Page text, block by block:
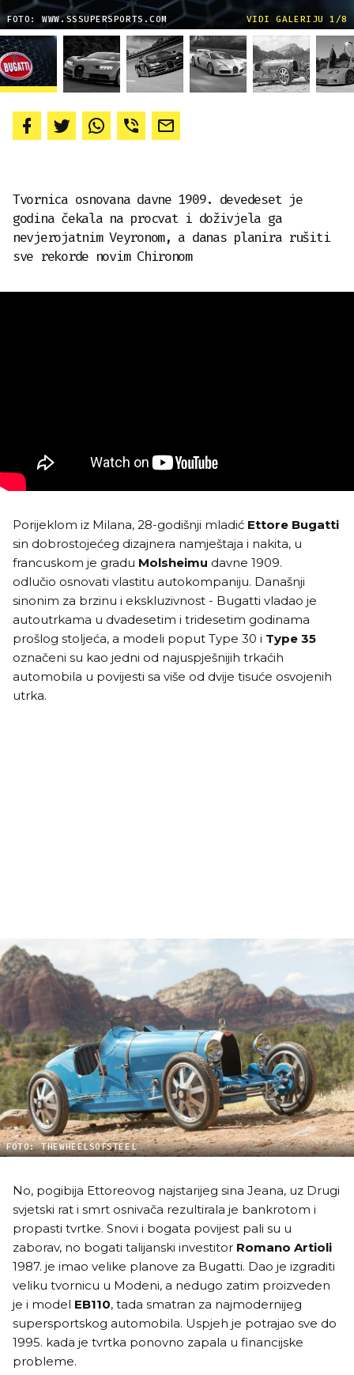
FOTO: WWW.SSSUPERSPORTS.COM VIDI GALERIJU 1/8
Tvornica osnovana davne 1909. devedeset je
godina čekala na procvat i doživjela ga
nevjerojatnim Veyronom, a danas planira rušiti
sve rekorde novim Chironom
Porijeklom iz Milana, 28-godišnji mladić Ettore Bugatti
sin dobrostojećeg dizajnera namještaja i nakita, u
francuskom je gradu Molsheimu davne 1909.
odlučio osnovati vlastitu autokompaniju. Današnji
sinonim za brzinu i ekskluzivnost - Bugatti vladao je
autoutrkama u dvadesetim i tridesetim godinama
prošlog stoljeća, a modeli poput Type 30 i Type 35
označeni su kao jedni od najuspješnijih trkaćih
automobila u povijesti sa više od dvije tisuće osvojenih
utrka.
FOTO: THEWHEELSOFSTEEL
No, pogibija Ettoreovog najstarijeg sina Jeana, uz Drugi
svjetski rat i smrt osnivača rezultirala je bankrotom i
propasti tvrtke. Snovi i bogata povijest pali su u
zaborav, no bogati talijanski investitor Romano Artioli
1987. je imao velike planove za Bugatti. Dao je izgraditi
veliku tvornicu u Modeni, a nedugo zatim proizveden
je i model EB110, tada smatran za najmodernijeg
supersportskog automobila. Uspjeh je potrajao sve do
1995. kada je tvrtka ponovno zapala u financijske
probleme.